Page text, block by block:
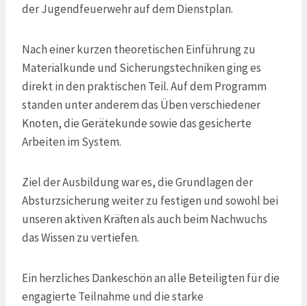
der Jugendfeuerwehr auf dem Dienstplan.
Nach einer kurzen theoretischen Einführung zu
Materialkunde und Sicherungstechniken ging es
direkt in den praktischen Teil. Auf dem Programm
standen unter anderem das Üben verschiedener
Knoten, die Gerätekunde sowie das gesicherte
Arbeiten im System.
Ziel der Ausbildung war es, die Grundlagen der
Absturzsicherung weiter zu festigen und sowohl bei
unseren aktiven Kräften als auch beim Nachwuchs
das Wissen zu vertiefen.
Ein herzliches Dankeschön an alle Beteiligten für die
engagierte Teilnahme und die starke